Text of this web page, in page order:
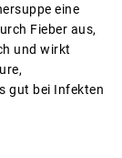
eine
Fieber aus,
und wirkt
gut bei Infekten